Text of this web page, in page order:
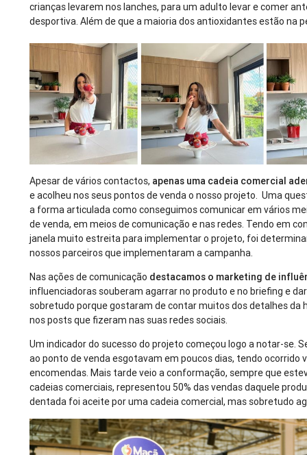
crianças levarem nos lanches, para um adulto levar e comer
desportiva. Além de que a maioria dos antioxidantes estão na
Apesar de vários contactos, apenas uma cadeia comercial
e acolheu nos seus pontos de venda o nosso projeto. Uma
a forma articulada como conseguimos comunicar em vários
de venda, em meios de comunicação e nas redes. Tendo em
janela muito estreita para implementar o projeto, foi
nossos parceiros que implementaram a campanha.
Nas ações de comunicação destacamos o marketing de
influenciadoras souberam agarrar no produto e no briefing e
sobretudo porque gostaram de contar muitos dos detalhes da
nos posts que fizeram nas suas redes sociais.
Um indicador do sucesso do projeto começou logo a notar-se.
ao ponto de venda esgotavam em poucos dias, tendo ocorrido
encomendas. Mais tarde veio a conformação, sempre que
cadeias comerciais, representou 50% das vendas daquele
dentada foi aceite por uma cadeia comercial, mas sobretudo